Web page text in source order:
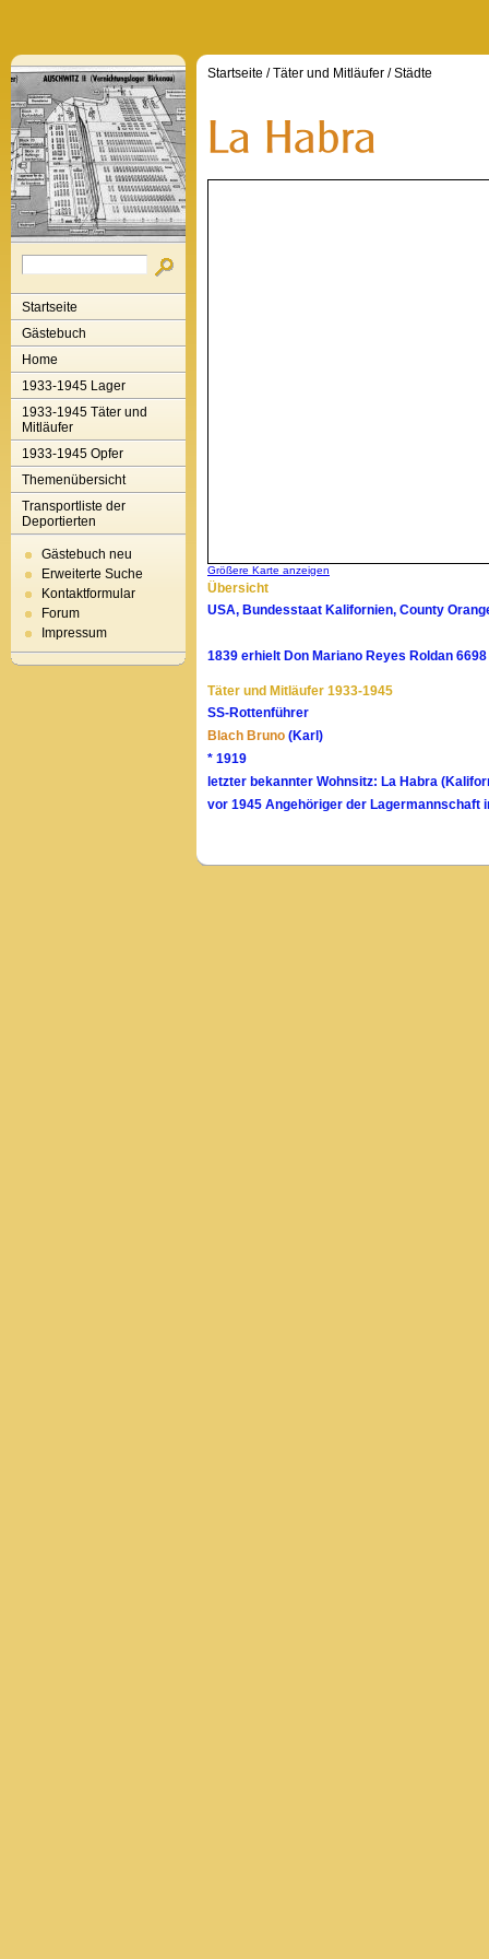
Startseite
Gästebuch
Home
1933-1945 Lager
1933-1945 Täter und
Mitläufer
1933-1945 Opfer
Themenübersicht
Transportliste der
Deportierten
Gästebuch neu
Erweiterte Suche
Kontaktformular
Forum
Impressum
Startseite /Täter und Mitläufer /Städte
Größere Karte anzeigen
Übersicht
USA, Bundesstaat Kalifornien, County
1839 erhielt Don Mariano Reyes Roldan
Täter und Mitläufer 1933-1945
SS-Rottenführer
Blach Bruno (Karl)
* 1919
letzter bekannter Wohnsitz: La Habra
vor 1945 Angehöriger der Lagermannschaft